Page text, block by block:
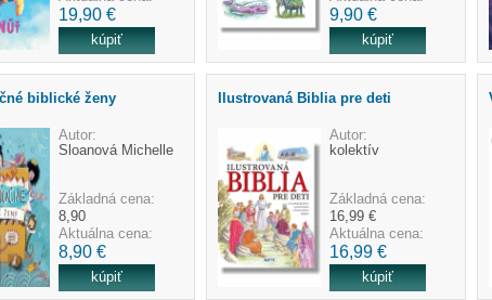
19,90 € 9,90 €
biblické ženy
Autor:
Sloanová Michelle
Základná cena:
8,90
Aktuálna cena:
8,90 €
Ilustrovaná Biblia pre deti
Autor:
kolektív
Základná cena:
16,99 €
Aktuálna cena:
16,99 €